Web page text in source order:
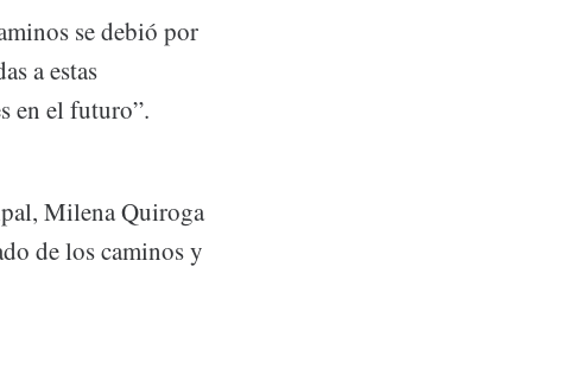
se debió por
a estas
en el futuro”.
Milena Quiroga
de los caminos y